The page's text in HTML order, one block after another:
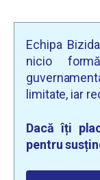
Echipa
nicio
limitate, iar
Dacă îți
pentru